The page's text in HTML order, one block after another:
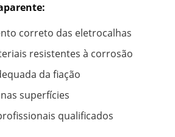
correto das eletrocalhas
resistentes à corrosão
da fiação
superfícies
qualificados